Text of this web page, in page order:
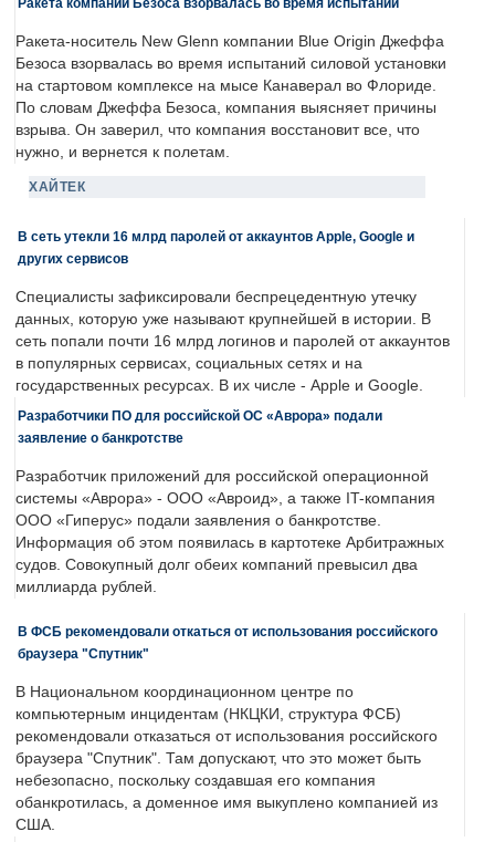
Ракета компании Безоса взорвалась во время испытаний
Ракета-носитель New Glenn компании Blue Origin Джеффа
Безоса взорвалась во время испытаний силовой установки
на стартовом комплексе на мысе Канаверал во Флориде.
По словам Джеффа Безоса, компания выясняет причины
взрыва. Он заверил, что компания восстановит все, что
нужно, и вернется к полетам.
ХАЙТЕК
В сеть утекли 16 млрд паролей от аккаунтов Apple, Google и
других сервисов
Специалисты зафиксировали беспрецедентную утечку
данных, которую уже называют крупнейшей в истории. В
сеть попали почти 16 млрд логинов и паролей от аккаунтов
в популярных сервисах, социальных сетях и на
государственных ресурсах. В их числе - Apple и Google.
Разработчики ПО для российской ОС «Аврора» подали
заявление о банкротстве
Разработчик приложений для российской операционной
системы «Аврора» - ООО «Авроид», а также IT-компания
ООО «Гиперус» подали заявления о банкротстве.
Информация об этом появилась в картотеке Арбитражных
судов. Совокупный долг обеих компаний превысил два
миллиарда рублей.
В ФСБ рекомендовали откаться от использования российского
браузера "Спутник"
В Национальном координационном центре по
компьютерным инцидентам (НКЦКИ, структура ФСБ)
рекомендовали отказаться от использования российского
браузера "Спутник". Там допускают, что это может быть
небезопасно, поскольку создавшая его компания
обанкротилась, а доменное имя выкуплено компанией из
США.